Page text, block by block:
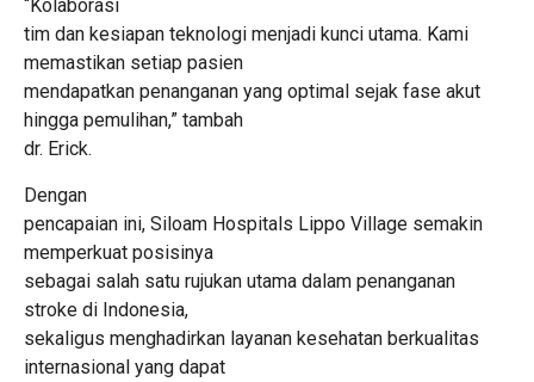
“Kolaborasi
tim dan kesiapan teknologi menjadi kunci utama. Kami
memastikan setiap pasien
mendapatkan penanganan yang optimal sejak fase akut
hingga pemulihan,” tambah
dr. Erick.
Dengan
pencapaian ini, Siloam Hospitals Lippo Village semakin
memperkuat posisinya
sebagai salah satu rujukan utama dalam penanganan
stroke di Indonesia,
sekaligus menghadirkan layanan kesehatan berkualitas
internasional yang dapat